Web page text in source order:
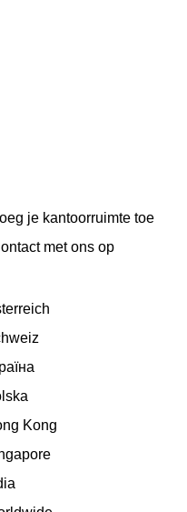
je kantoorruimte toe
met ons op
Kong